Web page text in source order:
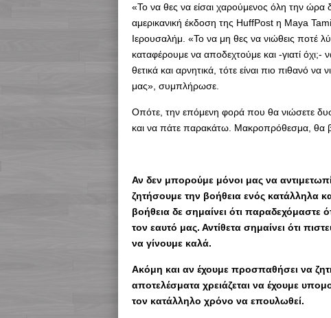
«Το να θες να είσαι χαρούμενος όλη την ώρα
αμερικανική έκδοση της HuffPost η Maya
Ιερουσαλήμ. «Το να μη θες να νιώθεις ποτέ
καταφέρουμε να αποδεχτούμε και -γιατί
θετικά και αρνητικά, τότε είναι πιο πιθανό
μας», συμπλήρωσε.
Οπότε, την επόμενη φορά που θα νιώσετε
και να πάτε παρακάτω. Μακροπρόθεσμα, θα
Αν δεν μπορούμε μόνοι μας να
ζητήσουμε την βοήθεια ενός κατάλληλα
βοήθεια δε σημαίνει ότι παραδεχόμαστε
τον εαυτό μας. Αντίθετα σημαίνει ότι
να γίνουμε καλά.
Ακόμη και αν έχουμε προσπαθήσει να
αποτελέσματα χρειάζεται να έχουμε
τον κατάλληλο χρόνο να επουλωθεί.